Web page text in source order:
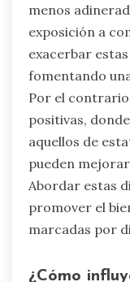
menos
exposición a
exacerbar
fomentando
Por el
positivas,
aquellos de
pueden
Abordar estas
promover el
marcadas por
¿Cómo